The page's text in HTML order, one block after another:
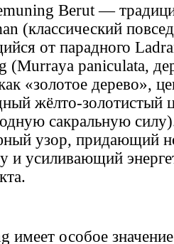
Berut —
(классический
от парадного
(Murraya paniculata,
«золотое дерево»,
жёлто-золотистый
сакральную
узор, придающий
и усиливающий
имеет особое